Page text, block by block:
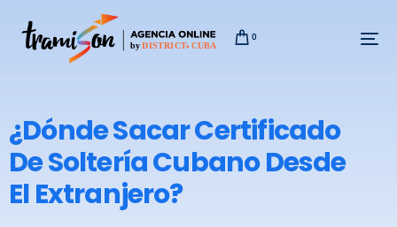
0
¿Dónde Sacar Certificado
De Soltería Cubano Desde
El Extranjero?